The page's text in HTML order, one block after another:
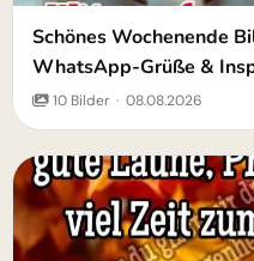
Schönes Wochenende
WhatsApp-Grüße &
10 Bilder · 08.08.2026